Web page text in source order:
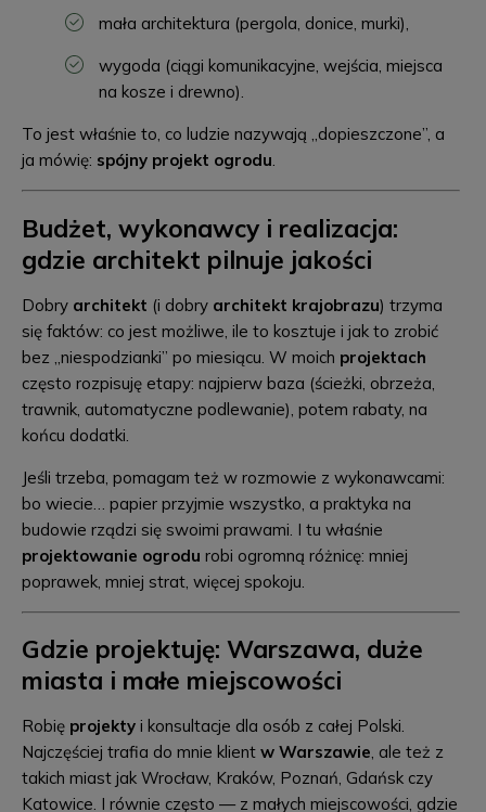
mała architektura (pergola, donice, murki),
wygoda (ciągi komunikacyjne, wejścia, miejsca
na kosze i drewno).
To jest właśnie to, co ludzie nazywają „dopieszczone”, a
ja mówię: spójny projekt ogrodu.
Budżet, wykonawcy i realizacja:
gdzie architekt pilnuje jakości
Dobry architekt (i dobry architekt krajobrazu) trzyma
się faktów: co jest możliwe, ile to kosztuje i jak to zrobić
bez „niespodzianki” po miesiącu. W moich projektach
często rozpisuję etapy: najpierw baza (ścieżki, obrzeża,
trawnik, automatyczne podlewanie), potem rabaty, na
końcu dodatki.
Jeśli trzeba, pomagam też w rozmowie z wykonawcami:
bo wiecie… papier przyjmie wszystko, a praktyka na
budowie rządzi się swoimi prawami. I tu właśnie
projektowanie ogrodu robi ogromną różnicę: mniej
poprawek, mniej strat, więcej spokoju.
Gdzie projektuję: Warszawa, duże
miasta i małe miejscowości
Robię projekty i konsultacje dla osób z całej Polski.
Najczęściej trafia do mnie klient w Warszawie, ale też z
takich miast jak Wrocław, Kraków, Poznań, Gdańsk czy
Katowice. I równie często — z małych miejscowości, gdzie